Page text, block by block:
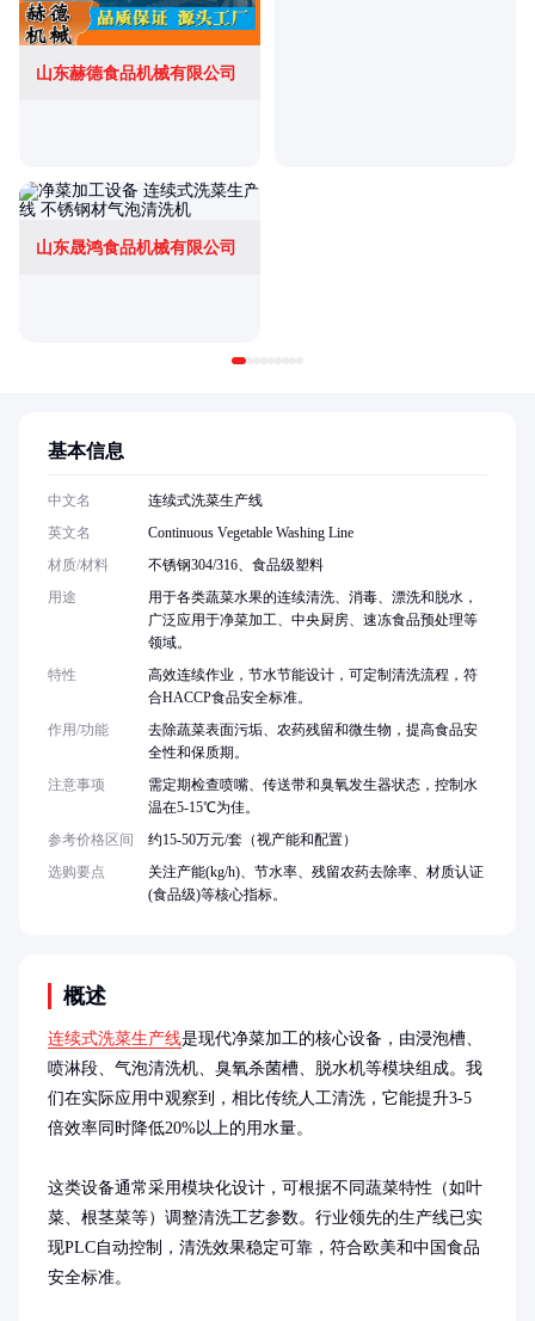
山东赫德食品机械有限公司
山东晟鸿食品机械有限公司
概述
连续式洗菜生产线是现代净菜加工的核心设备，由浸泡槽、
喷淋段、气泡清洗机、臭氧杀菌槽、脱水机等模块组成。我
们在实际应用中观察到，相比传统人工清洗，它能提升3-5
倍效率同时降低20%以上的用水量。
这类设备通常采用模块化设计，可根据不同蔬菜特性（如叶
菜、根茎菜等）调整清洗工艺参数。行业领先的生产线已实
现PLC自动控制，清洗效果稳定可靠，符合欧美和中国食品
安全标准。
基本信息
中文名
连续式洗菜生产线
英文名
Continuous Vegetable Washing Line
材质/材料
不锈钢304/316、食品级塑料
用途
用于各类蔬菜水果的连续清洗、消毒、漂洗和脱水，
广泛应用于净菜加工、中央厨房、速冻食品预处理等
领域。
特性
高效连续作业，节水节能设计，可定制清洗流程，符
合HACCP食品安全标准。
作用/功能
去除蔬菜表面污垢、农药残留和微生物，提高食品安
全性和保质期。
注意事项
需定期检查喷嘴、传送带和臭氧发生器状态，控制水
温在5-15℃为佳。
参考价格区间
约15-50万元/套（视产能和配置）
选购要点
关注产能(kg/h)、节水率、残留农药去除率、材质认证
(食品级)等核心指标。